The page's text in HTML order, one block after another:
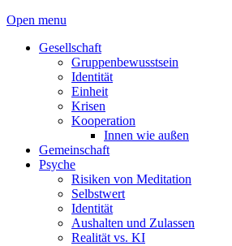
Open menu
Gesellschaft
Gruppenbewusstsein
Identität
Einheit
Krisen
Kooperation
Innen wie außen
Gemeinschaft
Psyche
Risiken von Meditation
Selbstwert
Identität
Aushalten und Zulassen
Realität vs. KI